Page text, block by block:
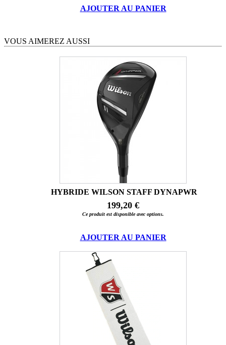
AJOUTER AU PANIER
VOUS AIMEREZ AUSSI
HYBRIDE WILSON STAFF DYNAPWR
199,20 €
Ce produit est disponible avec options.
AJOUTER AU PANIER